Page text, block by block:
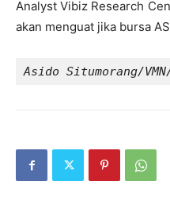
Analyst Vibiz Research
akan menguat jika bursa
Asido Situmorang/